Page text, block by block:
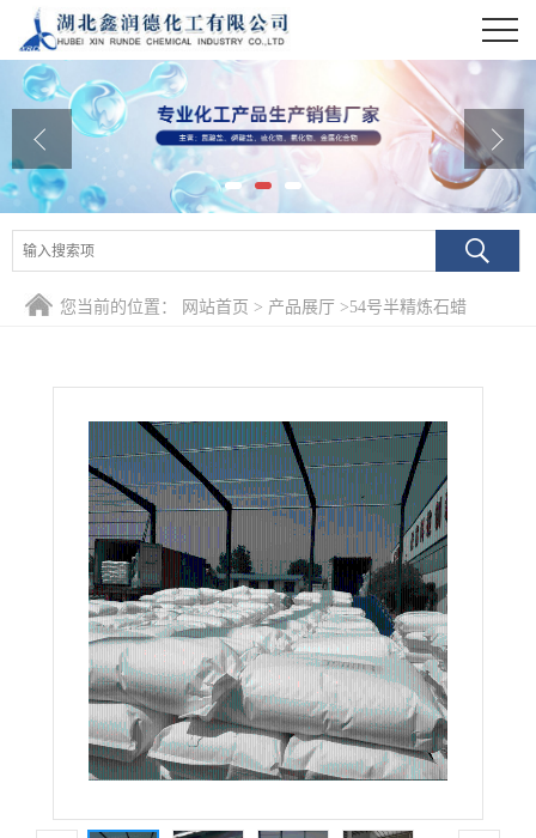
公司首页
公司介绍
公司动态
产品展厅
证书荣誉
您当前的位置： 网站首页 > 产品展厅 >54号半精炼石蜡